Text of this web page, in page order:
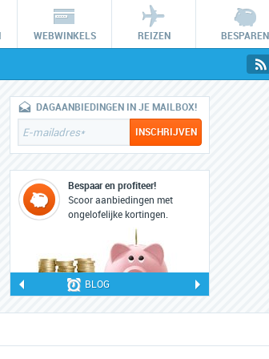
WEBWINKELS REIZEN BESPAREN
22
feb
iBOOD HUNT: 22 en 23 februari 2023
Op woensdag 22 en donderdag 23 februari 2023
staat iBOOD weer in teken van de grootste online
koopjesjacht: iBOOD HUNT.
DAGAANBIEDINGEN IN JE MAILBOX!
Bespaar en profiteer!
Scoor aanbiedingen met
ongelofelijke kortingen.
BLOG